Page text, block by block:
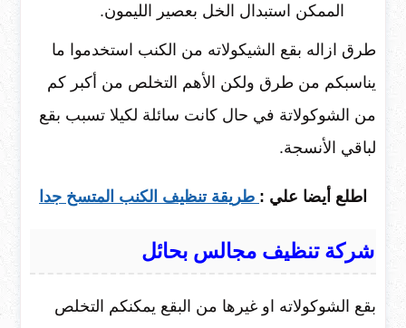
الممكن استبدال الخل بعصير الليمون.
طرق ازاله بقع الشيكولاته من الكنب استخدموا ما
يناسبكم من طرق ولكن الأهم التخلص من أكبر كم
من الشوكولاتة في حال كانت سائلة لكيلا تسبب بقع
لباقي الأنسجة.
اطلع أيضا علي : طريقة تنظيف الكنب المتسخ جدا
شركة تنظيف مجالس بحائل
بقع الشوكولاته او غيرها من البقع يمكنكم التخلص